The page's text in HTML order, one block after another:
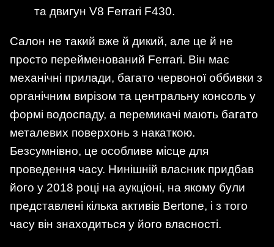
та двигун V8 Ferrari F430.
Салон не такий вже й дикий, але це й не
просто перейменований Ferrari. Він має
механічні прилади, багато червоної оббивки з
органічним вирізом та центральну консоль у
формі водоспаду, а перемикачі мають багато
металевих поверхонь з накаткою.
Безсумнівно, це особливе місце для
проведення часу. Нинішній власник придбав
його у 2018 році на аукціоні, на якому були
представлені кілька активів Bertone, і з того
часу він знаходиться у його власності.